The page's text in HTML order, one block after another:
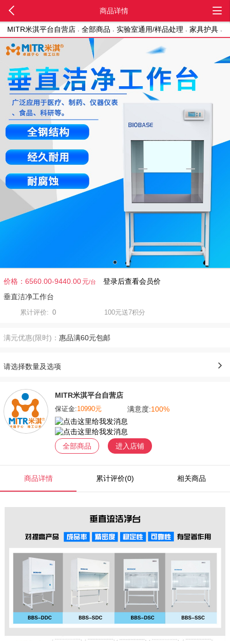
MITR米淇平台自营店 全部商品 实验室通用/样品处理 家具护具
价格： 6560.00-9440.00 元
登录后查看会员价
垂直洁净工作台
累计评价: 0 100元送7积分
满元优惠(限时)： 惠品满60元包邮
请选择数量及选项
MITR米淇平台自营店
保证金:10990元 满意度:100%
全部商品 进入店铺
商品详情 累计评价(0) 相关商品
商品详情